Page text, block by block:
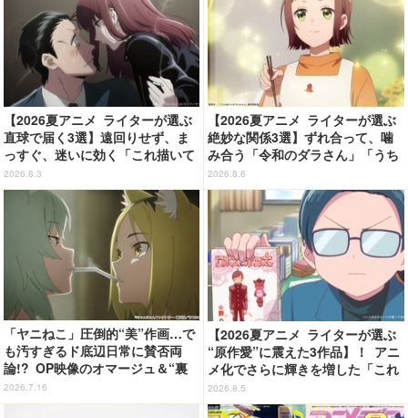
【2026夏アニメ ライターが選ぶ
直球で届く3選】遠回りせず、ま
っすぐ、迷いに効く「これ描いて
死ね」「スーパーの裏でヤニ吸う
ふたり」「正反対な君と僕」
2026.8.3
【2026夏アニメ ライターが選ぶ
絶妙な関係3選】ずれ合って、噛
み合う「令和のダラさん」「うち
の弟どもがすみません」「乙女怪
獣キャラメリゼ」
2026.8.6
「ヤニねこ」圧倒的“美”作画…で
も汚すぎるド底辺日常に賛否両
論!? OP映像のオマージュ＆“裏
テーマ”への考察が止まらない！
2026.7.16
【2026夏アニメ ライターが選ぶ
“原作愛”に震えた3作品】！ アニ
メ化でさらに輝きを増した「これ
描いて死ね」「天幕のジャードゥ
ーガル」「BLEACH 千年血戦
2026.8.5